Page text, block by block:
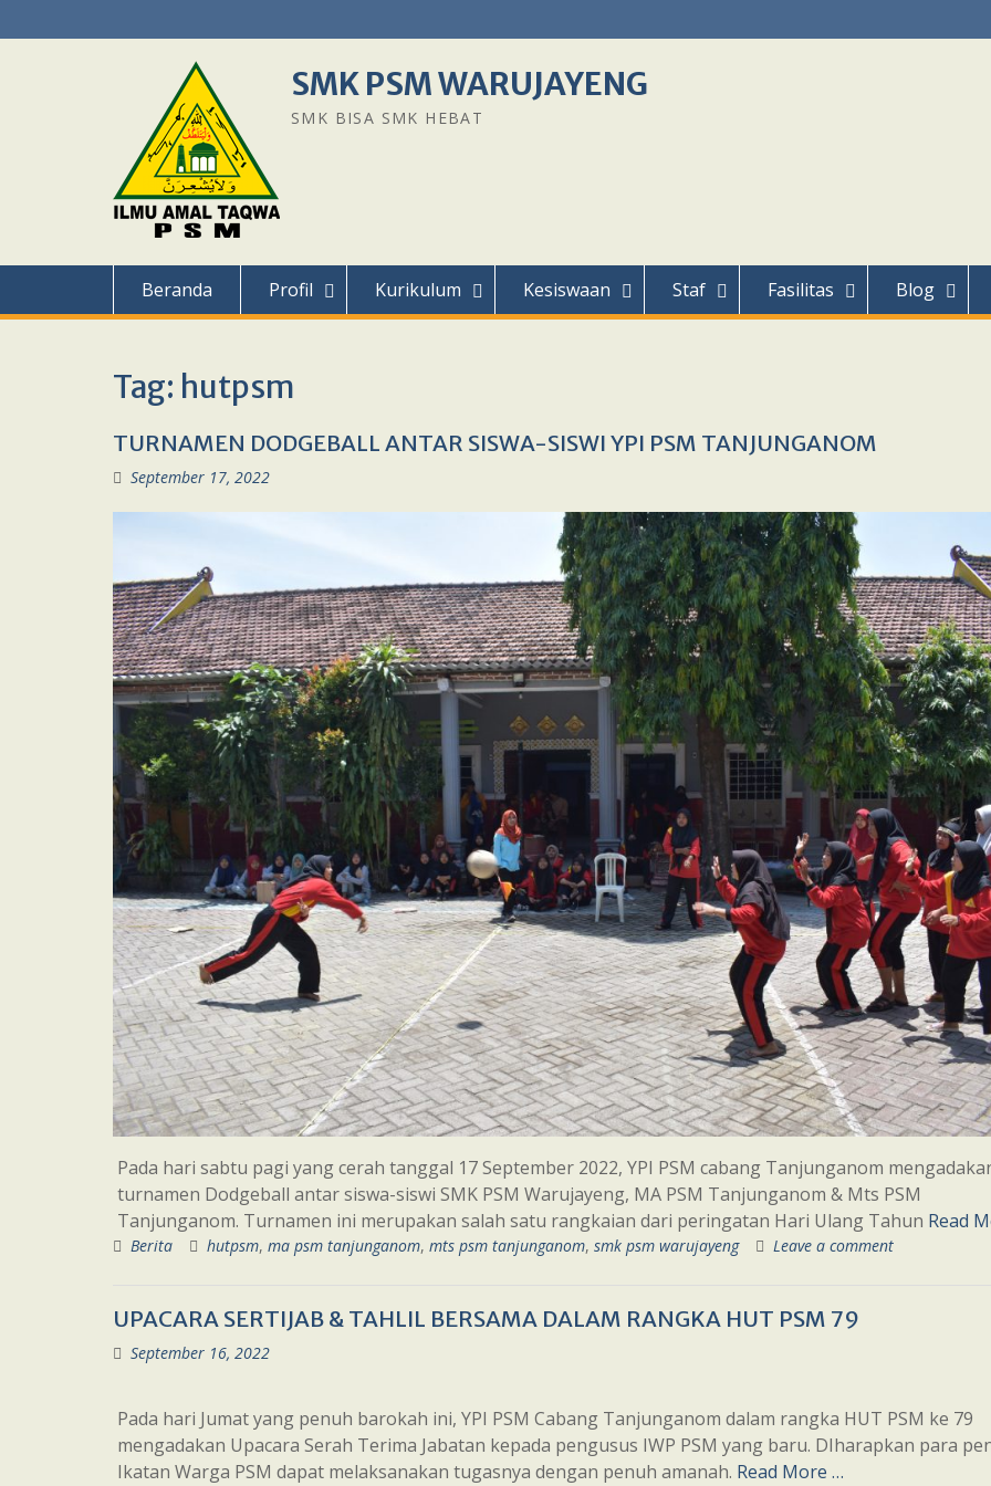
to
SMK PSM WARUJAYENG
SMK BISA SMK HEBAT
Beranda Profil Kurikulum Kesiswaan Staf Fasilitas Blog
Tag: hutpsm
TURNAMEN DODGEBALL ANTAR SISWA-SISWI YPI PSM TANJUNGANOM
September 17, 2022
Pada hari sabtu pagi yang cerah tanggal 17 September 2022, YPI PSM cabang Tanjunganom
turnamen Dodgeball antar siswa-siswi SMK PSM Warujayeng, MA PSM Tanjunganom & Mts PSM
Tanjunganom. Turnamen ini merupakan salah satu rangkaian dari peringatan Hari Ulang Tahun Read
Berita hutpsm, ma psm tanjunganom, mts psm tanjunganom, smk psm warujayeng Leave a comment
UPACARA SERTIJAB & TAHLIL BERSAMA DALAM RANGKA HUT PSM 79
September 16, 2022
Pada hari Jumat yang penuh barokah ini, YPI PSM Cabang Tanjunganom dalam rangka HUT PSM ke 79
mengadakan Upacara Serah Terima Jabatan kepada pengusus IWP PSM yang baru. DIharapkan para
Ikatan Warga PSM dapat melaksanakan tugasnya dengan penuh amanah. Read More …